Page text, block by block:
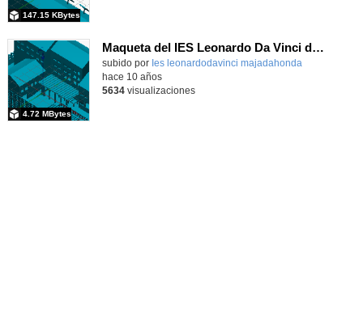
147.15 KBytes
Maqueta del IES Leonardo Da Vinci de Majadahonda.
subido por Ies leonardodavinci majadahonda
4.72 MBytes
hace 10 años
5634visualizaciones